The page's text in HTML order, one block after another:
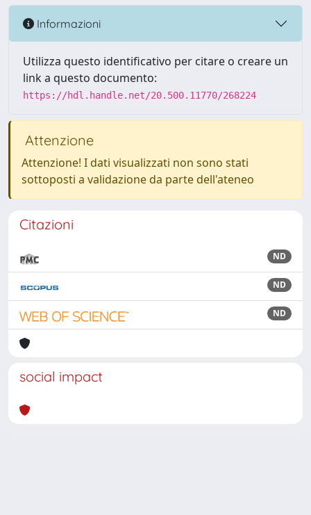
Informazioni
Utilizza questo identificativo per citare o creare un
link a questo documento:
https://hdl.handle.net/20.500.11770/268224
Attenzione
Attenzione! I dati visualizzati non sono stati
sottoposti a validazione da parte dell'ateneo
Citazioni
ND
ND
ND
social impact